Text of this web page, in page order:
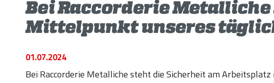
Bei Raccorderie
Mittelpunkt unseres
01.07.2024
Bei Raccorderie Metalliche steht die Sicherheit am